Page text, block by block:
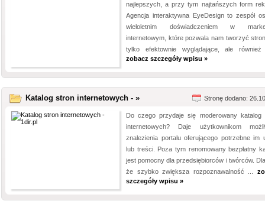
najlepszych, a przy tym najtańszych form
Agencja interaktywna EyeDesign to zespół
wieloletnim doświadczeniem w
internetowym, które pozwala nam tworzyć
tylko efektownie wyglądające, ale
zobacz szczegóły wpisu »
Katalog stron internetowych - » Stronę dodano:
Do czego przydaje się moderowany katalog
internetowych? Daje użytkownikom
znalezienia portalu oferującego potrzebne im
lub treści. Poza tym renomowany bezpłatny
jest pomocny dla przedsiębiorców i twórców.
że szybko zwiększa rozpoznawalność ...
szczegóły wpisu »